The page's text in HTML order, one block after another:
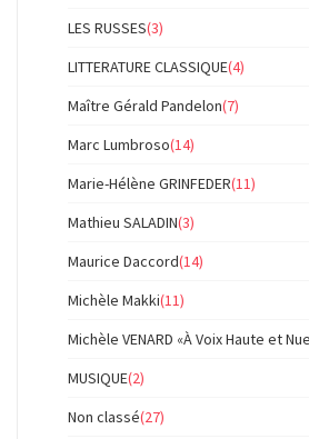
LES RUSSES(3)
LITTERATURE CLASSIQUE(4)
Maître Gérald Pandelon(7)
Marc Lumbroso(14)
Marie-Hélène GRINFEDER(11)
Mathieu SALADIN(3)
Maurice Daccord(14)
Michèle Makki(11)
Michèle VENARD «À Voix Haute et
MUSIQUE(2)
Non classé(27)